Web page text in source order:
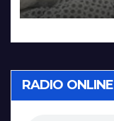
Aquiles
RADIO ONLINE